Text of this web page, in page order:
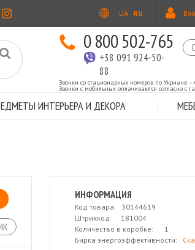
UA RU
0 800 502-765
+38 091 924-50-
88
Звонки со стационарных номеров по Укриане —
Звонки с мобильных оплачиваются согласно с
ИНТЕРЬЕРА И ДЕКОРА
ИНФОРМАЦИЯ
Код товара: 30144619
Штрихкод: 181004
Количество в коробке: 1
Бирка энергоэффективности: